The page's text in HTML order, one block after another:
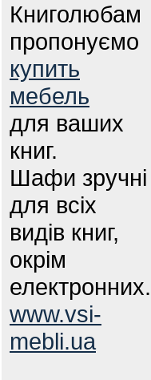
Книголюбам
пропонуємо
купить
мебель
для ваших
книг.
Шафи зручні
для всіх
видів книг,
окрім
електронних.
www.vsi-
mebli.ua